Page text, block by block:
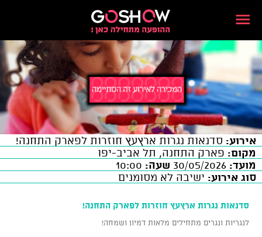
אירוע: סדנאות נגרות ארץעץ חוזרות לפארק התחנה!
מקום: פארק התחנה, תל אביב-יפו
מועד:
שעה:
סוג אירוע: ישיבה לא מסומנים
סדנאות נגרות ארץעץ חוזרות לפארק התחנה!
לנגריות ונגרים מתחילים מלאות דמיון ושמחה!